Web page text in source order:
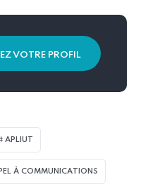
VOTRE PROFIL
APLIUT
À COMMUNICATIONS